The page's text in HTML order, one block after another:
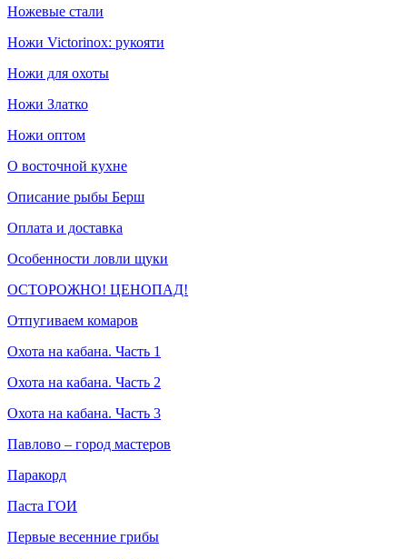
Ножевые стали
Ножи Victorinox: рукояти
Ножи для охоты
Ножи Златко
Ножи оптом
О восточной кухне
Описание рыбы Берш
Оплата и доставка
Особенности ловли щуки
ОСТОРОЖНО! ЦЕНОПАД!
Отпугиваем комаров
Охота на кабана. Часть 1
Охота на кабана. Часть 2
Охота на кабана. Часть 3
Павлово – город мастеров
Паракорд
Паста ГОИ
Первые весенние грибы